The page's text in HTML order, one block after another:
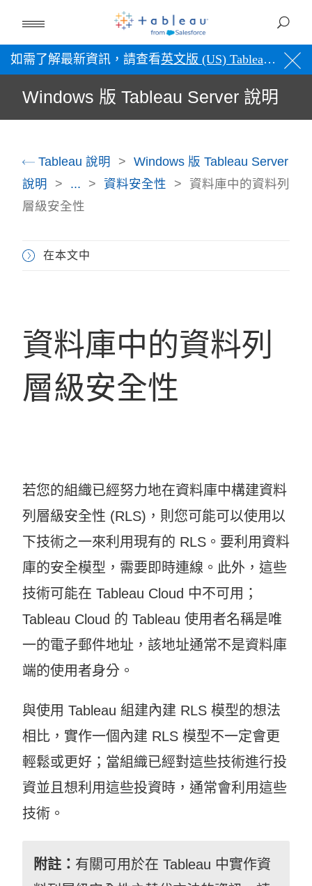
如需了解最新資訊，請查看英文版 (US) Tableau 說明 。
Windows 版 Tableau Server 說明
Tableau 說明
Windows 版 Tableau Server
說明
... 資料安全性
資料庫中的資料列
層級安全性
在本文中
資料庫中的資料列
層級安全性
若您的組織已經努力地在資料庫中構建資料
列層級安全性 (RLS)，則您可能可以使用以
下技術之一來利用現有的 RLS。要利用資料
庫的安全模型，需要即時連線。此外，這些
技術可能在 Tableau Cloud 中不可用；
Tableau Cloud 的 Tableau 使用者名稱是唯
一的電子郵件地址，該地址通常不是資料庫
端的使用者身分。
與使用 Tableau 組建內建 RLS 模型的想法
相比，實作一個內建 RLS 模型不一定會更
輕鬆或更好；當組織已經對這些技術進行投
資並且想利用這些投資時，通常會利用這些
技術。
附註： 有關可用於在 Tableau 中實作資